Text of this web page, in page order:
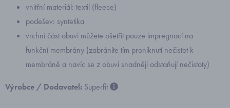
vnitřní materiál: textil (fleece)
podešev: syntetika
vrchní část obuvi můžete ošetřit pouze impregnací na
funkční membrány (zabráníte tím proniknutí nečistot k
membráně a navíc se z obuvi snadněji odstaňují nečistoty)
Výrobce / Dodavatel: Superfit